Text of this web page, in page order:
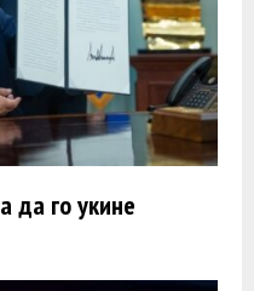
да го укине